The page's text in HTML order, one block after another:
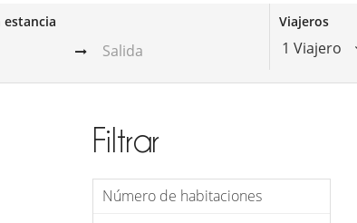
estancia Viajeros
1 Viajero
Filtrar
Número de habitaciones